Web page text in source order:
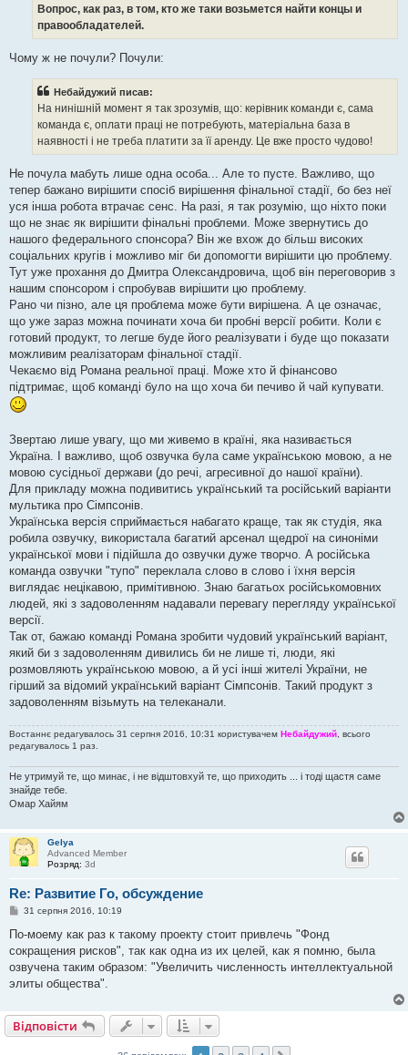
Вопрос, как раз, в том, кто же таки возьмется найти концы и
правообладателей.
Чому ж не почули? Почули:
Небайдужий писав:
На нинішній момент я так зрозумів, що: керівник команди є, сама
команда є, оплати праці не потребують, матеріальна база в
наявності і не треба платити за її аренду. Це вже просто чудово!
Не почула мабуть лише одна особа... Але то пусте. Важливо, що
тепер бажано вирішити спосіб вирішення фінальної стадії, бо без неї
уся інша робота втрачає сенс. На разі, я так розумію, що ніхто поки
що не знає як вирішити фінальні проблеми. Може звернутись до
нашого федерального спонсора? Він же вхож до більш високих
соціальних кругів і можливо міг би допомогти вирішити цю проблему.
Тут уже прохання до Дмитра Олександровича, щоб він переговорив з
нашим спонсором і спробував вирішити цю проблему.
Рано чи пізно, але ця проблема може бути вирішена. А це означає,
що уже зараз можна починати хоча би пробні версії робити. Коли є
готовий продукт, то легше буде його реалізувати і буде що показати
можливим реалізаторам фінальної стадії.
Чекаємо від Романа реальної праці. Може хто й фінансово
підтримає, щоб команді було на що хоча би печиво й чай купувати.
Звертаю лише увагу, що ми живемо в країні, яка називається
Україна. І важливо, щоб озвучка була саме українською мовою, а не
мовою сусідньої держави (до речі, агресивної до нашої країни).
Для прикладу можна подивитись український та російський варіанти
мультика про Сімпсонів.
Українська версія сприймається набагато краще, так як студія, яка
робила озвучку, використала багатий арсенал щедрої на синоніми
української мови і підійшла до озвучки дуже творчо. А російська
команда озвучки "тупо" переклала слово в слово і їхня версія
виглядає нецікавою, примітивною. Знаю багатьох російськомовних
людей, які з задоволенням надавали перевагу перегляду української
версії.
Так от, бажаю команді Романа зробити чудовий український варіант,
який би з задоволенням дивились би не лише ті, люди, які
розмовляють українською мовою, а й усі інші жителі України, не
гірший за відомий український варіант Сімпсонів. Такий продукт з
задоволенням візьмуть на телеканали.
Востаннє редагувалось 31 серпня 2016, 10:31 користувачем Небайдужий , всього
редагувалось 1 раз.
Не утримуй те, що минає, і не відштовхуй те, що приходить ... і тоді щастя саме
знайде тебе.
Омар Хайям
Gelya
Advanced Member
Розряд: 3d
Re: Развитие Го, обсуждение
П
в
д
о
л
н
я
31 серпня 2016, 10:19
По-моему как раз к такому проекту стоит привлечь "Фонд
сокращения рисков", так как одна из их целей, как я помню, была
озвучена таким образом: "Увеличить численность интеллектуальной
элиты общества".
Відповісти